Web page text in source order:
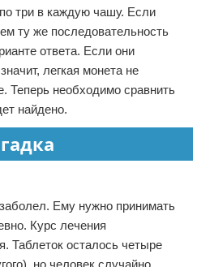
три в каждую чашу. Если
ту же последовательность
ответа. Если они
легкая монета не
Теперь необходимо сравнить
найдено.
Ему нужно принимать
Курс лечения
Таблеток осталось четыре
но человек случайно